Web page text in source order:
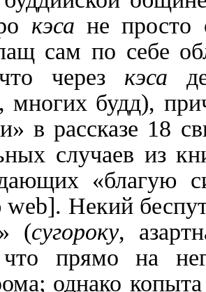
кэса не просто
сам по себе
через кэса
многих будд),
в рассказе 18
случаев из
«благую
web]. Некий
(сугороку,
что прямо на
однако